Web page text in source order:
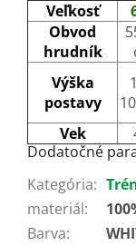
Veľkosť
Obvod
hrudník
Výška
postavy
Vek
Dodatočné
Kategória:
materiál:
Barva: